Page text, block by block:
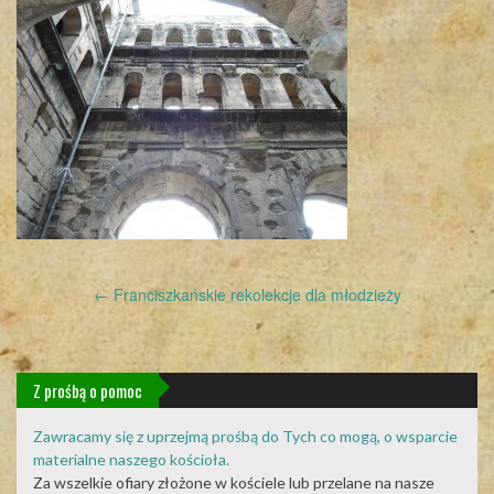
Post
navigation
← Franciszkańskie rekolekcje dla młodzieży
Z prośbą o pomoc
Zawracamy się z uprzejmą prośbą do Tych co mogą, o wsparcie
materialne naszego kościoła.
Za wszelkie ofiary złożone w kościele lub przelane na nasze